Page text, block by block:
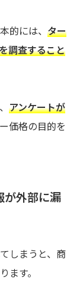
的には、 ター
調査すること
アンケートが
価格の目的を
が外部に漏
しまうと、商
ます。